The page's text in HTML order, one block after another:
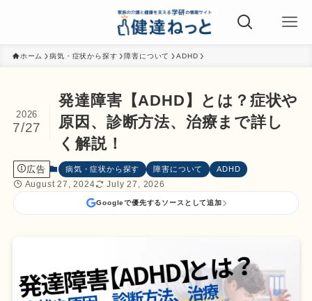
ホーム 病気・症状から探す 障害について ADHD
発達障害【ADHD】とは？症状や
原因、診断方法、治療まで詳し
く解説！
2026
7/27
広告 病気・症状から探す 障害について ADHD
August 27, 2024 July 27, 2026
Googleで優先するソースとして追加